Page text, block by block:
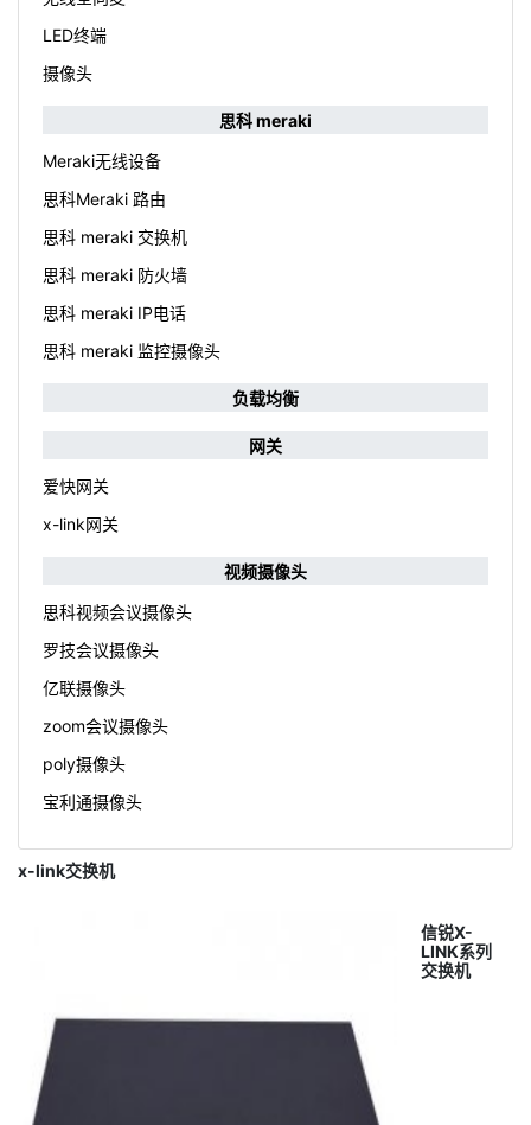
LED终端
摄像头
思科 meraki
Meraki无线设备
思科Meraki 路由
思科 meraki 交换机
思科 meraki 防火墙
思科 meraki IP电话
思科 meraki 监控摄像头
负载均衡
网关
爱快网关
x-link网关
视频摄像头
思科视频会议摄像头
罗技会议摄像头
亿联摄像头
zoom会议摄像头
poly摄像头
宝利通摄像头
x-link交换机
信锐X-
LINK系列
交换机